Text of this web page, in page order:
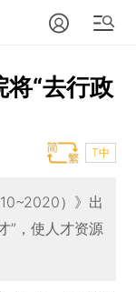
“去行政
T中
）》出
”，使人才资源